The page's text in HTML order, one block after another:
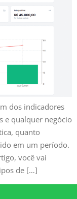
dos indicadores
e qualquer negócio
quanto
em um período.
você vai
de […]